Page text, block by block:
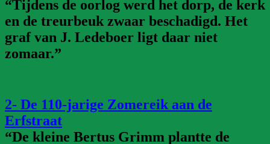
“Tijdens de oorlog werd het dorp, de kerk
en de treurbeuk zwaar beschadigd. Het
graf van J. Ledeboer ligt daar niet
zomaar.”
2- De 110-jarige Zomereik aan de
Erfstraat
“De kleine Bertus Grimm plantte de